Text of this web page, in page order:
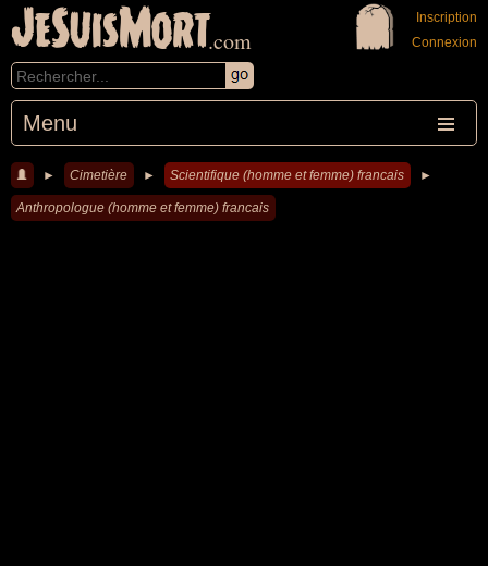
JeSuisMort.com
Menu
Inscription
Connexion
► Cimetière ► Scientifique (homme et femme) francais ►
Anthropologue (homme et femme) francais